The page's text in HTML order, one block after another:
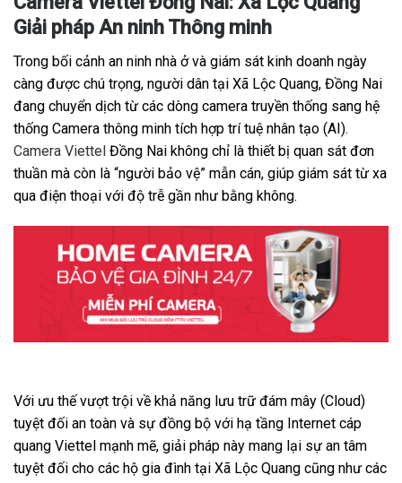
Giải pháp An ninh Thông minh
Trong bối cảnh an ninh nhà ở và giám sát kinh doanh ngày
càng được chú trọng, người dân tại Xã Lộc Quang, Đồng Nai
đang chuyển dịch từ các dòng camera truyền thống sang hệ
thống Camera thông minh tích hợp trí tuệ nhân tạo (AI).
Camera Viettel Đồng Nai không chỉ là thiết bị quan sát đơn
thuần mà còn là “người bảo vệ” mẫn cán, giúp giám sát từ xa
qua điện thoại với độ trễ gần như bằng không.
Với ưu thế vượt trội về khả năng lưu trữ đám mây (Cloud)
tuyệt đối an toàn và sự đồng bộ với hạ tầng Internet cáp
quang Viettel mạnh mẽ, giải pháp này mang lại sự an tâm
tuyệt đối cho các hộ gia đình tại Xã Lộc Quang cũng như các